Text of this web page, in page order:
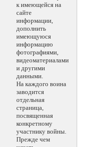
к имеющейся на
сайте
информации,
дополнить
имеющуюся
информацию
фотографиями,
видеоматериалами
и другими
данными.
На каждого воина
заводится
отдельная
страница,
посвященная
конкретному
участнику войны.
Прежде чем